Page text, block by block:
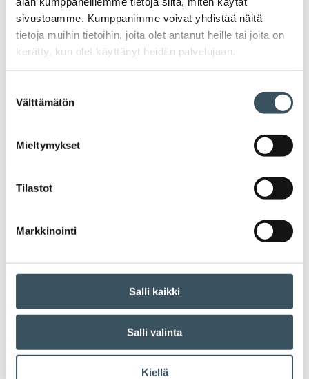
sivustoamme. Kumppanimme voivat yhdistää näitä
tietoja muihin tietoihin, joita olet antanut heille tai joita on
kerätty, kun olet käyttänyt heidän palvelujaan.
valinta
Välttämätön
Mieltymykset
Tilastot
Markkinointi
Salli kaikki
Salli valinta
Kiellä
2020
2019
Avainsanat
alv arvonlisävero
erikoiskauppa
kansainvälinen verkkokauppa kasvu